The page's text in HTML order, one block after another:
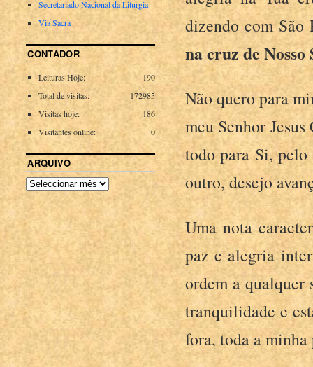
dizendo com
na cruz de Nosso
Não quero para
meu Senhor
todo para Si,
outro, desejo
Uma nota
paz e alegria
ordem a qualquer
tranquilidade e
fora, toda a minha
Secretariado Nacional da Liturgia
Via Sacra
CONTADOR
190
Leituras Hoje:
172985
Total de visitas:
186
Visitas hoje:
0
Visitantes online:
ARQUIVO